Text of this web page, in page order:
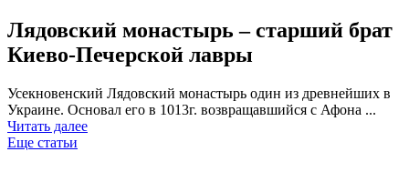
Лядовский монастырь – старший брат
Киево-Печерской лавры
Усекновенский Лядовский монастырь один из древнейших в
Украине. Основал его в 1013г. возвращавшийся с Афона ...
Читать далее
Еще статьи